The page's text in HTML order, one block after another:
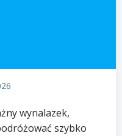
wynalazek,
szybko